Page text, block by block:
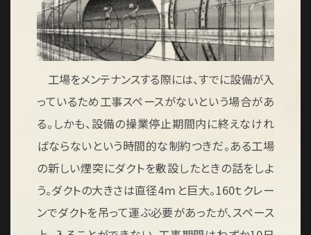
工場をメンテナンスする際には、すでに設備が入
っているため工事スペースがないという場合があ
る。しかも、設備の操業停止期間内に終えなけれ
ばならないという時間的な制約つきだ。ある工場
の新しい煙突にダクトを敷設したときの話をしよ
う。ダクトの大きさは直径4ｍと巨大。160ｔクレー
ンでダクトを吊って運ぶ必要があったが、スペース